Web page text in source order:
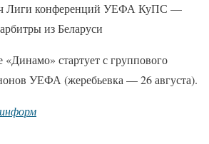
Лиги конференций УЕФА КуПС —
из Беларуси
стартует с группового
УЕФА (жеребьевка — 26 августа).